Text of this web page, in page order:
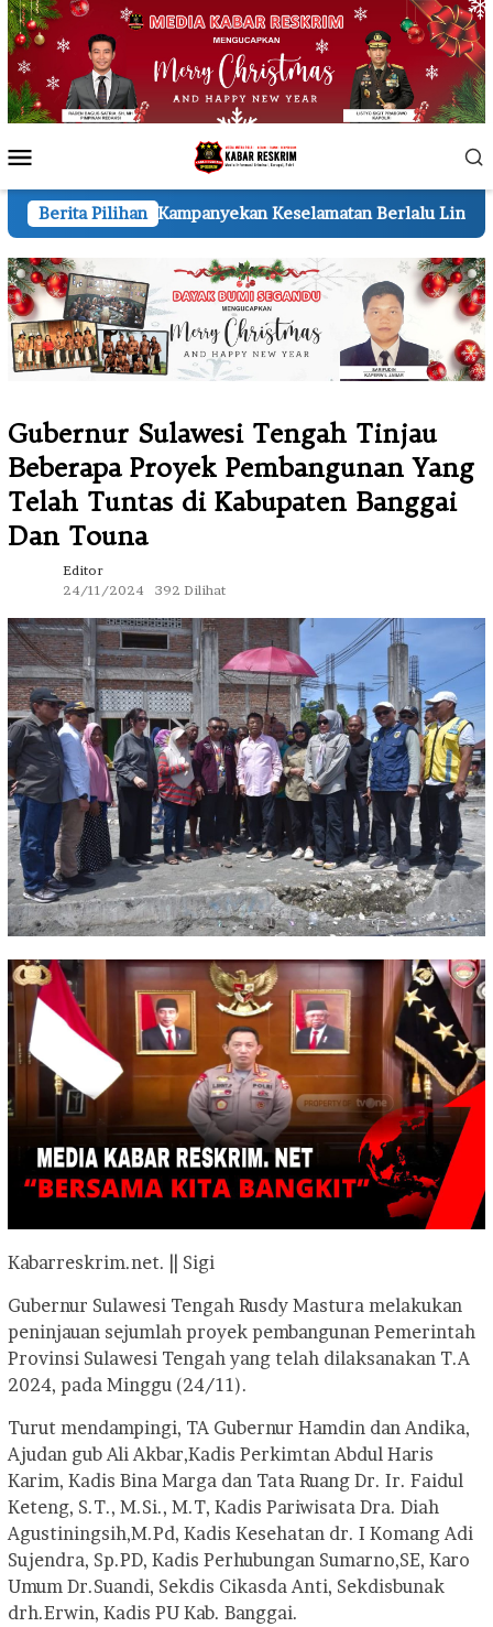
Loncat
ke
konten
Mobile
Berita Pilihan
Keselamatan Berlalu Lintas Semarak HUT
Gubernur Sulawesi Tengah Tinjau
Beberapa Proyek Pembangunan Yang
Telah Tuntas di Kabupaten Banggai
Dan Touna
Editor
24/11/2024
392 Dilihat
Kabarreskrim.net. || Sigi
Gubernur Sulawesi Tengah Rusdy Mastura melakukan
peninjauan sejumlah proyek pembangunan Pemerintah
Provinsi Sulawesi Tengah yang telah dilaksanakan T.A
2024, pada Minggu (24/11).
Turut mendampingi, TA Gubernur Hamdin dan Andika,
Ajudan gub Ali Akbar,Kadis Perkimtan Abdul Haris
Karim, Kadis Bina Marga dan Tata Ruang Dr. Ir. Faidul
Keteng, S.T., M.Si., M.T, Kadis Pariwisata Dra. Diah
Agustiningsih,M.Pd, Kadis Kesehatan dr. I Komang Adi
Sujendra, Sp.PD, Kadis Perhubungan Sumarno,SE, Karo
Umum Dr.Suandi, Sekdis Cikasda Anti, Sekdisbunak
drh.Erwin, Kadis PU Kab. Banggai.